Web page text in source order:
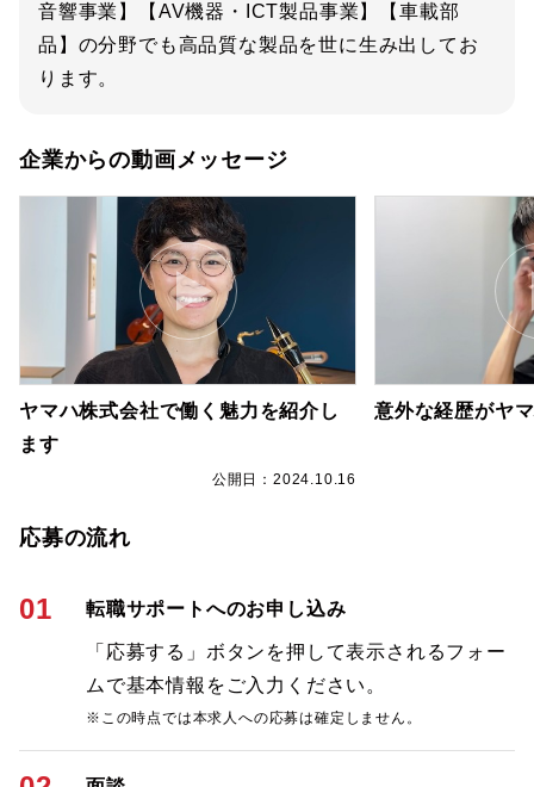
音響事業】【AV機器・ICT製品事業】【車載部
品】の分野でも高品質な製品を世に生み出してお
ります。
企業からの動画メッセージ
ヤマハ株式会社で働く魅力を紹介し
ます
公開日：2024.10.16
意外な経歴がヤ
応募の流れ
01 転職サポートへのお申し込み
「応募する」ボタンを押して表示されるフォー
ムで基本情報をご入力ください。
※この時点では本求人への応募は確定しません。